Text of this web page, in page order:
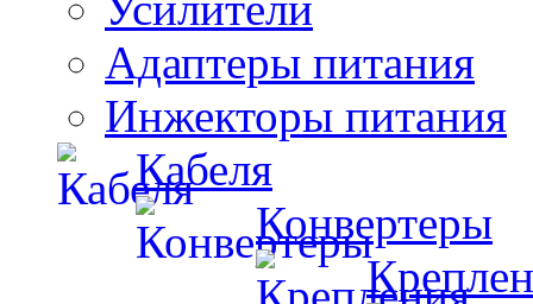
Адаптеры питания
Инжекторы питания
Кабеля
Конвертеры